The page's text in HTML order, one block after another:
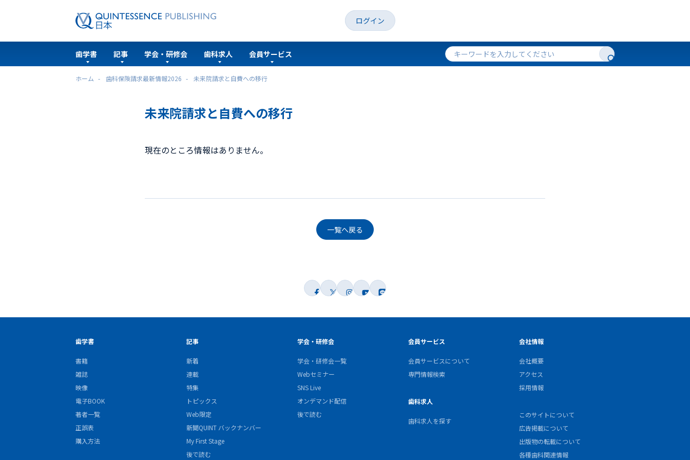
ログイン
歯学書 記事 学会・研修会 歯科求人 会員サービス
ホーム 歯科保険請求最新情報2026 未来院請求と自費への移行
未来院請求と自費への移行
現在のところ情報はありません。
一覧へ戻る
歯学書
書籍
雑誌
映像
電子BOOK
著者一覧
正誤表
購入方法
記事
新着
連載
特集
トピックス
Web限定
新聞QUINT バックナンバー
My First Stage
後で読む
学会・研修会
学会・研修会一覧
Webセミナー
SNS Live
オンデマンド配信
後で読む
会員サービス
会員サービスについて
専門情報検索
歯科求人
歯科求人を探す
会社情報
会社概要
アクセス
採用情報
このサイトについて
広告掲載について
出版物の転載について
各種歯科関連情報